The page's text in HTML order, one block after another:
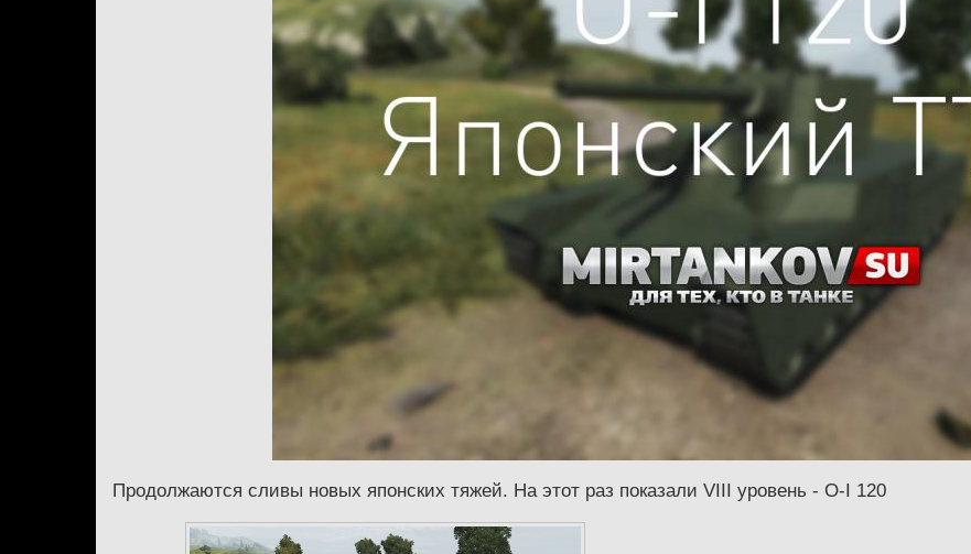
Продолжаются сливы новых японских тяжей. На этот раз показали VIII уровень - O-I 120